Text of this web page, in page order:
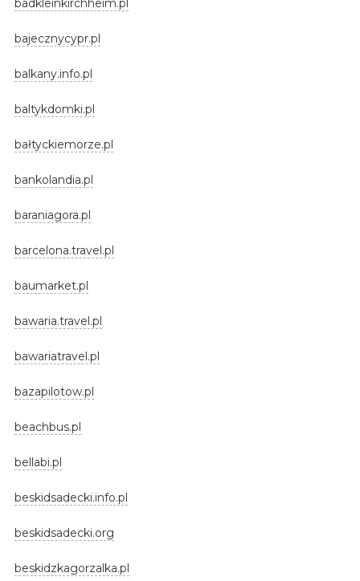
badkleinkirchheim.pl
bajecznycypr.pl
balkany.info.pl
baltykdomki.pl
bałtyckiemorze.pl
bankolandia.pl
baraniagora.pl
barcelona.travel.pl
baumarket.pl
bawaria.travel.pl
bawariatravel.pl
bazapilotow.pl
beachbus.pl
bellabi.pl
beskidsadecki.info.pl
beskidsadecki.org
beskidzkagorzalka.pl